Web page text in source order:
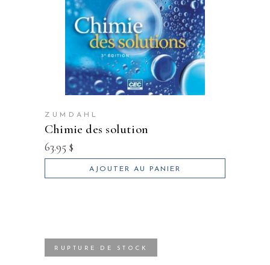
ZUMDAHL
chimie des solution
63.95 $
AJOUTER AU PANIER
RUPTURE DE STOCK